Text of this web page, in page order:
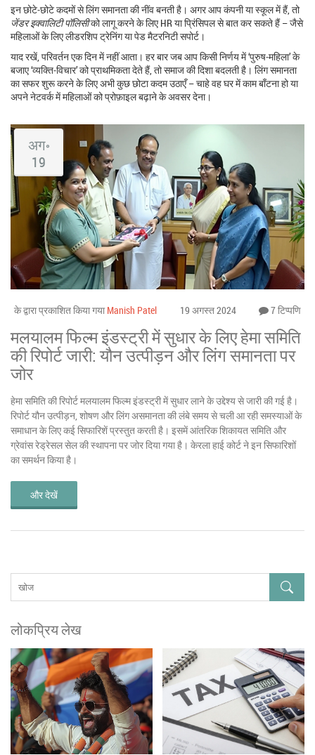
इन छोटे‑छोटे कदमों से लिंग समानता की नींव बनती है। अगर आप कंपनी या स्कूल में हैं, तो
जेंडर इक्वालिटी पॉलिसीको लागू करने के लिए HR या प्रिंसिपल से बात कर सकते हैं – जैसे
महिलाओं के लिए लीडरशिप ट्रेनिंग या पेड मैटरनिटी सपोर्ट।
याद रखें, परिवर्तन एक दिन में नहीं आता। हर बार जब आप किसी निर्णय में ‘पुरुष‑महिला’ के
बजाए ‘व्यक्ति‑विचार’ को प्राथमिकता देते हैं, तो समाज की दिशा बदलती है। लिंग समानता
का सफर शुरू करने के लिए अभी कुछ छोटा कदम उठाएँ – चाहे वह घर में काम बाँटना हो या
अपने नेटवर्क में महिलाओं को प्रोफ़ाइल बढ़ाने के अवसर देना।
अग॰
19
के द्वारा प्रकाशित किया गया Manish Patel 19 अगस्त 2024 7 टिप्पणि
मलयालम फिल्म इंडस्ट्री में सुधार के लिए हेमा समिति
की रिपोर्ट जारी: यौन उत्पीड़न और लिंग समानता पर
जोर
हेमा समिति की रिपोर्ट मलयालम फिल्म इंडस्ट्री में सुधार लाने के उद्देश्य से जारी की गई है।
रिपोर्ट यौन उत्पीड़न, शोषण और लिंग असमानता की लंबे समय से चली आ रही समस्याओं के
समाधान के लिए कई सिफारिशें प्रस्तुत करती है। इसमें आंतरिक शिकायत समिति और
ग्रेवांस रेड्रेसल सेल की स्थापना पर जोर दिया गया है। केरला हाई कोर्ट ने इन सिफारिशों
का समर्थन किया है।
और देखें
लोकप्रिय लेख